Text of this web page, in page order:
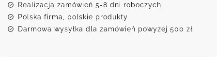
Realizacja zamówień 5-8 dni roboczych
Polska firma, polskie produkty
Darmowa wysyłka dla zamówień powyżej 500 zł